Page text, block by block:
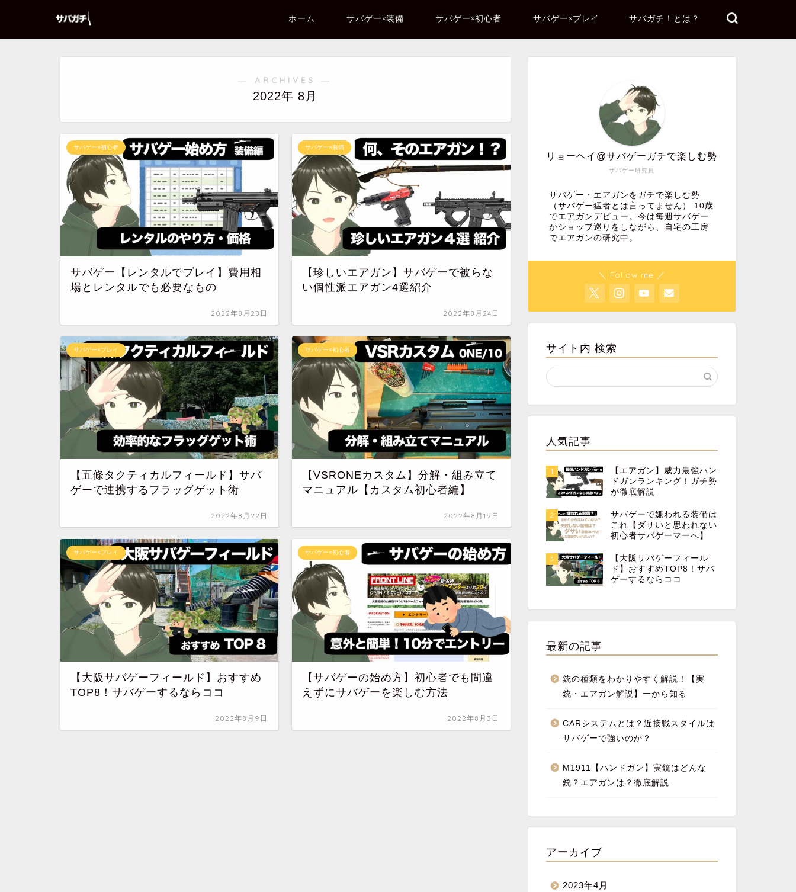
ホーム サバゲー×装備 サバゲー×初心者 サバゲー×プレイ サバガチ！とは？
― ARCHIVES ―
2022年 8月
サバゲー×初心者
サバゲー【レンタルでプレイ】費用相
場とレンタルでも必要なもの
2022年8月28日
サバゲー×装備
【珍しいエアガン】サバゲーで被らな
い個性派エアガン4選紹介
2022年8月24日
サバゲー×プレイ
【五條タクティカルフィールド】サバ
ゲーで連携するフラッグゲット術
2022年8月22日
サバゲー×初心者
【VSRONEカスタム】分解・組み立て
マニュアル【カスタム初心者編】
2022年8月19日
サバゲー×プレイ
【大阪サバゲーフィールド】おすすめ
TOP8！サバゲーするならココ
2022年8月9日
サバゲー×初心者
【サバゲーの始め方】初心者でも間違
えずにサバゲーを楽しむ方法
2022年8月3日
サバゲー研究員
リョーヘイ@サバゲーガチで楽しむ勢
サバゲー・エアガンをガチで楽しむ勢
（サバゲー猛者とは言ってません） 10歳
でエアガンデビュー。今は毎週サバゲー
かショップ巡りをしながら、自宅の工房
でエアガンの研究中。
＼ Follow me ／
サイト内 検索
人気記事
1
【エアガン】威力最強ハン
ドガンランキング！ガチ勢
が徹底解説
2
サバゲーで嫌われる装備は
これ【ダサいと思われない
初心者サバゲーマーへ】
3
【大阪サバゲーフィール
ド】おすすめTOP8！サバ
ゲーするならココ
最新の記事
銃の種類をわかりやすく解説！【実
銃・エアガン解説】一から知る
CARシステムとは？近接戦スタイルは
サバゲーで強いのか？
M1911【ハンドガン】実銃はどんな
銃？エアガンは？徹底解説
アーカイブ
2023年4月